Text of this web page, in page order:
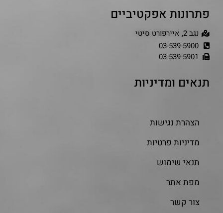
פתרונות אפקטיביים
נגב 2, איירפורט סיטי
03-539-5900
03-539-5901
תנאים ומדיניות
הצהרת נגישות
מדיניות פרטיות
תנאי שימוש
מפת אתר
צור קשר